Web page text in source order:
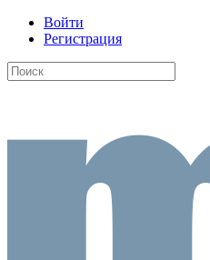
Войти
Регистрация